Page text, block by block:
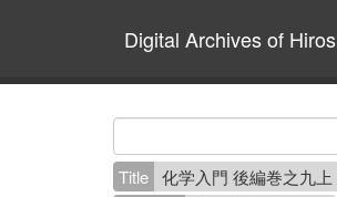
Digital Archives of
Title 化学入門 後編巻之九上